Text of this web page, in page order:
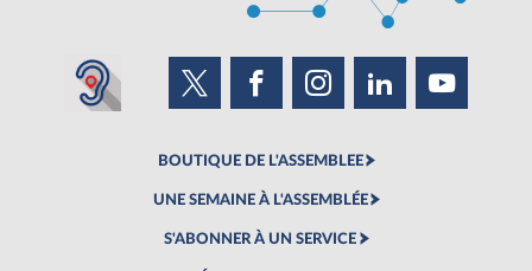
BOUTIQUE DE L'ASSEMBLEE
UNE SEMAINE À L'ASSEMBLÉE
S'ABONNER À UN SERVICE